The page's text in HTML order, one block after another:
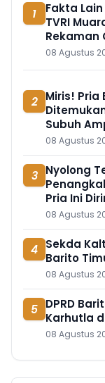
1
Fakta
TVRI
Rekaman
08 Agustus
2 Miris! Pria
Subuh
08 Agustus
3 Nyolong
Pria Ini
08 Agustus
4 Sekda
Barito
08 Agustus
5 DPRD
Karhutla
08 Agustus